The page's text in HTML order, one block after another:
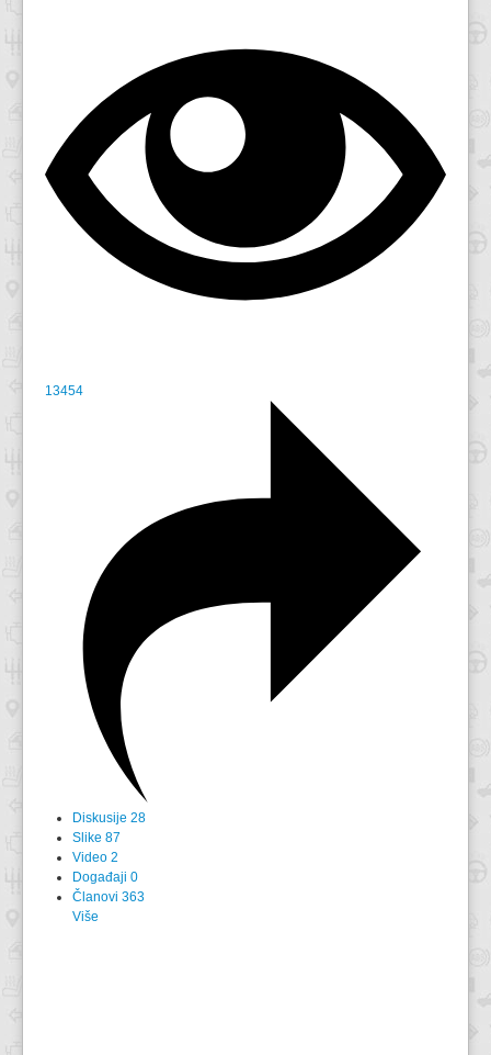
13454
Diskusije 28
Slike 87
Video 2
Događaji 0
Članovi 363
Više